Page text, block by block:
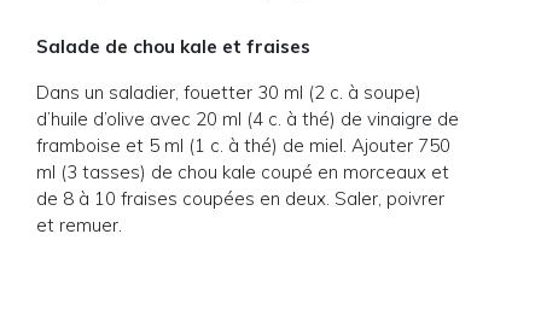
Salade de chou kale et fraises
Dans un saladier, fouetter 30 ml (2 c. à soupe)
d’huile d’olive avec 20 ml (4 c. à thé) de vinaigre de
framboise et 5 ml (1 c. à thé) de miel. Ajouter 750
ml (3 tasses) de chou kale coupé en morceaux et
de 8 à 10 fraises coupées en deux. Saler, poivrer
et remuer.